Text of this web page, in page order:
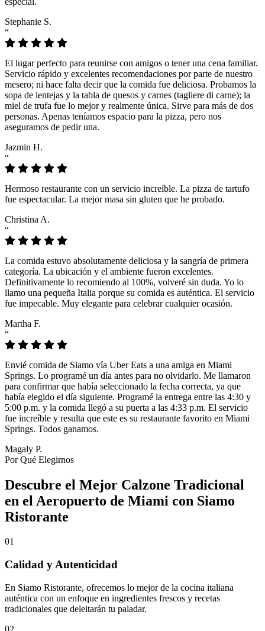
Stephanie S.
“
El lugar perfecto para reunirse con amigos o tener una cena familiar.
Servicio rápido y excelentes recomendaciones por parte de nuestro
mesero; ni hace falta decir que la comida fue deliciosa. Probamos la
sopa de lentejas y la tabla de quesos y carnes (tagliere di carne); la
miel de trufa fue lo mejor y realmente única. Sirve para más de dos
personas. Apenas teníamos espacio para la pizza, pero nos
aseguramos de pedir una.
Jazmin H.
“
Hermoso restaurante con un servicio increíble. La pizza de tartufo
fue espectacular. La mejor masa sin gluten que he probado.
Christina A.
“
La comida estuvo absolutamente deliciosa y la sangría de primera
categoría. La ubicación y el ambiente fueron excelentes.
Definitivamente lo recomiendo al 100%, volveré sin duda. Yo lo
llamo una pequeña Italia porque su comida es auténtica. El servicio
fue impecable. Muy elegante para celebrar cualquier ocasión.
Martha F.
“
Envié comida de Siamo vía Uber Eats a una amiga en Miami
Springs. Lo programé un día antes para no olvidarlo. Me llamaron
para confirmar que había seleccionado la fecha correcta, ya que
había elegido el día siguiente. Programé la entrega entre las 4:30 y
5:00 p.m. y la comida llegó a su puerta a las 4:33 p.m. El servicio
fue increíble y resulta que este es su restaurante favorito en Miami
Springs. Todos ganamos.
Magaly P.
Por Qué Elegirnos
Descubre el Mejor Calzone Tradicional
en el Aeropuerto de Miami con Siamo
Ristorante
01
Calidad y Autenticidad
En Siamo Ristorante, ofrecemos lo mejor de la cocina italiana
auténtica con un enfoque en ingredientes frescos y recetas
tradicionales que deleitarán tu paladar.
02